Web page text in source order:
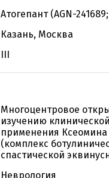
Атогепант (AGN-
Казань, Москва
III
Многоцентровое
изучению
применения Ксеомина
(комплекс
спастической
Неврология